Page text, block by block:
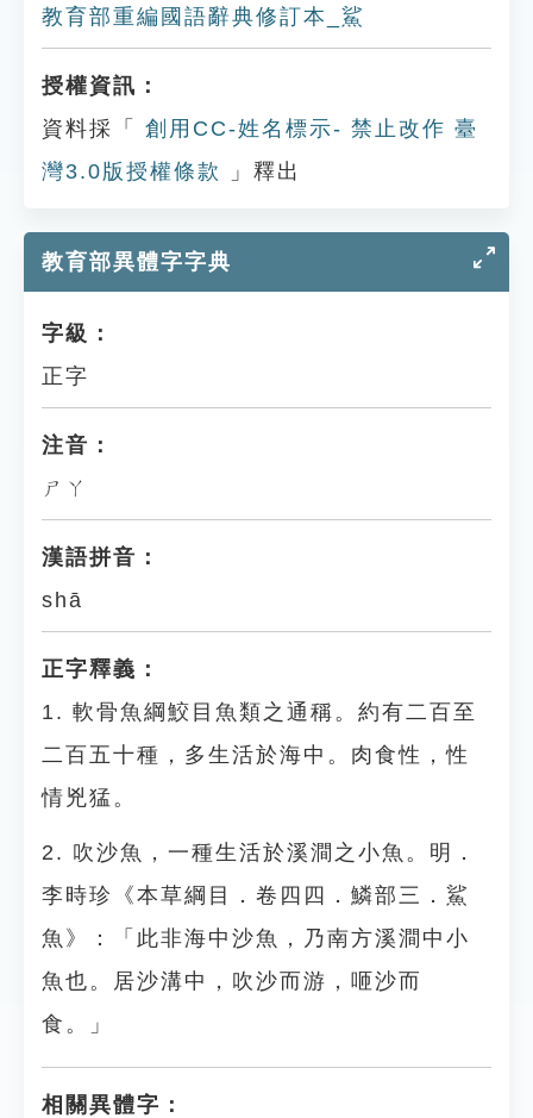
教育部重編國語辭典修訂本_鯊
授權資訊：
資料採「
創用CC-姓名標示- 禁止改作 臺
灣3.0版授權條款
」釋出
教育部異體字字典
字級：
正字
注音：
ㄕㄚ
漢語拼音：
shā
正字釋義：
1. 軟骨魚綱鮫目魚類之通稱。約有二百至
二百五十種，多生活於海中。肉食性，性
情兇猛。
2. 吹沙魚，一種生活於溪澗之小魚。明．
李時珍《本草綱目．卷四四．鱗部三．鯊
魚》：「此非海中沙魚，乃南方溪澗中小
魚也。居沙溝中，吹沙而游，咂沙而
食。」
相關異體字：